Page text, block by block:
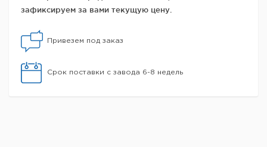
зафиксируем за вами текущую цену.
Привезем под заказ
Срок поставки с завода 6-8 недель